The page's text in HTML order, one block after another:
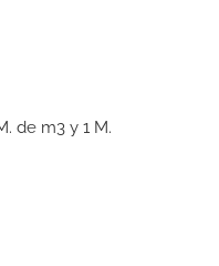
de m3 y 1 M.